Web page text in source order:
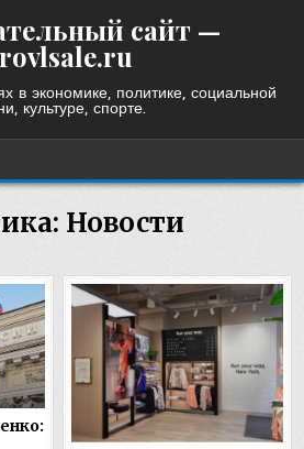
сайт —
в экономике, политике, социальной
культуре, спорте.
Новости